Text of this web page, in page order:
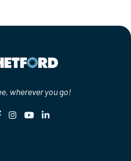
wherever you go!